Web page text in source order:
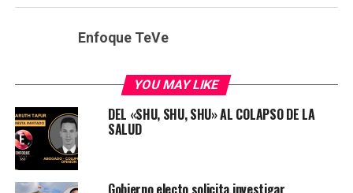
Enfoque TeVe
YOU MAY LIKE
DEL «SHU, SHU, SHU» AL COLAPSO DE LA
SALUD